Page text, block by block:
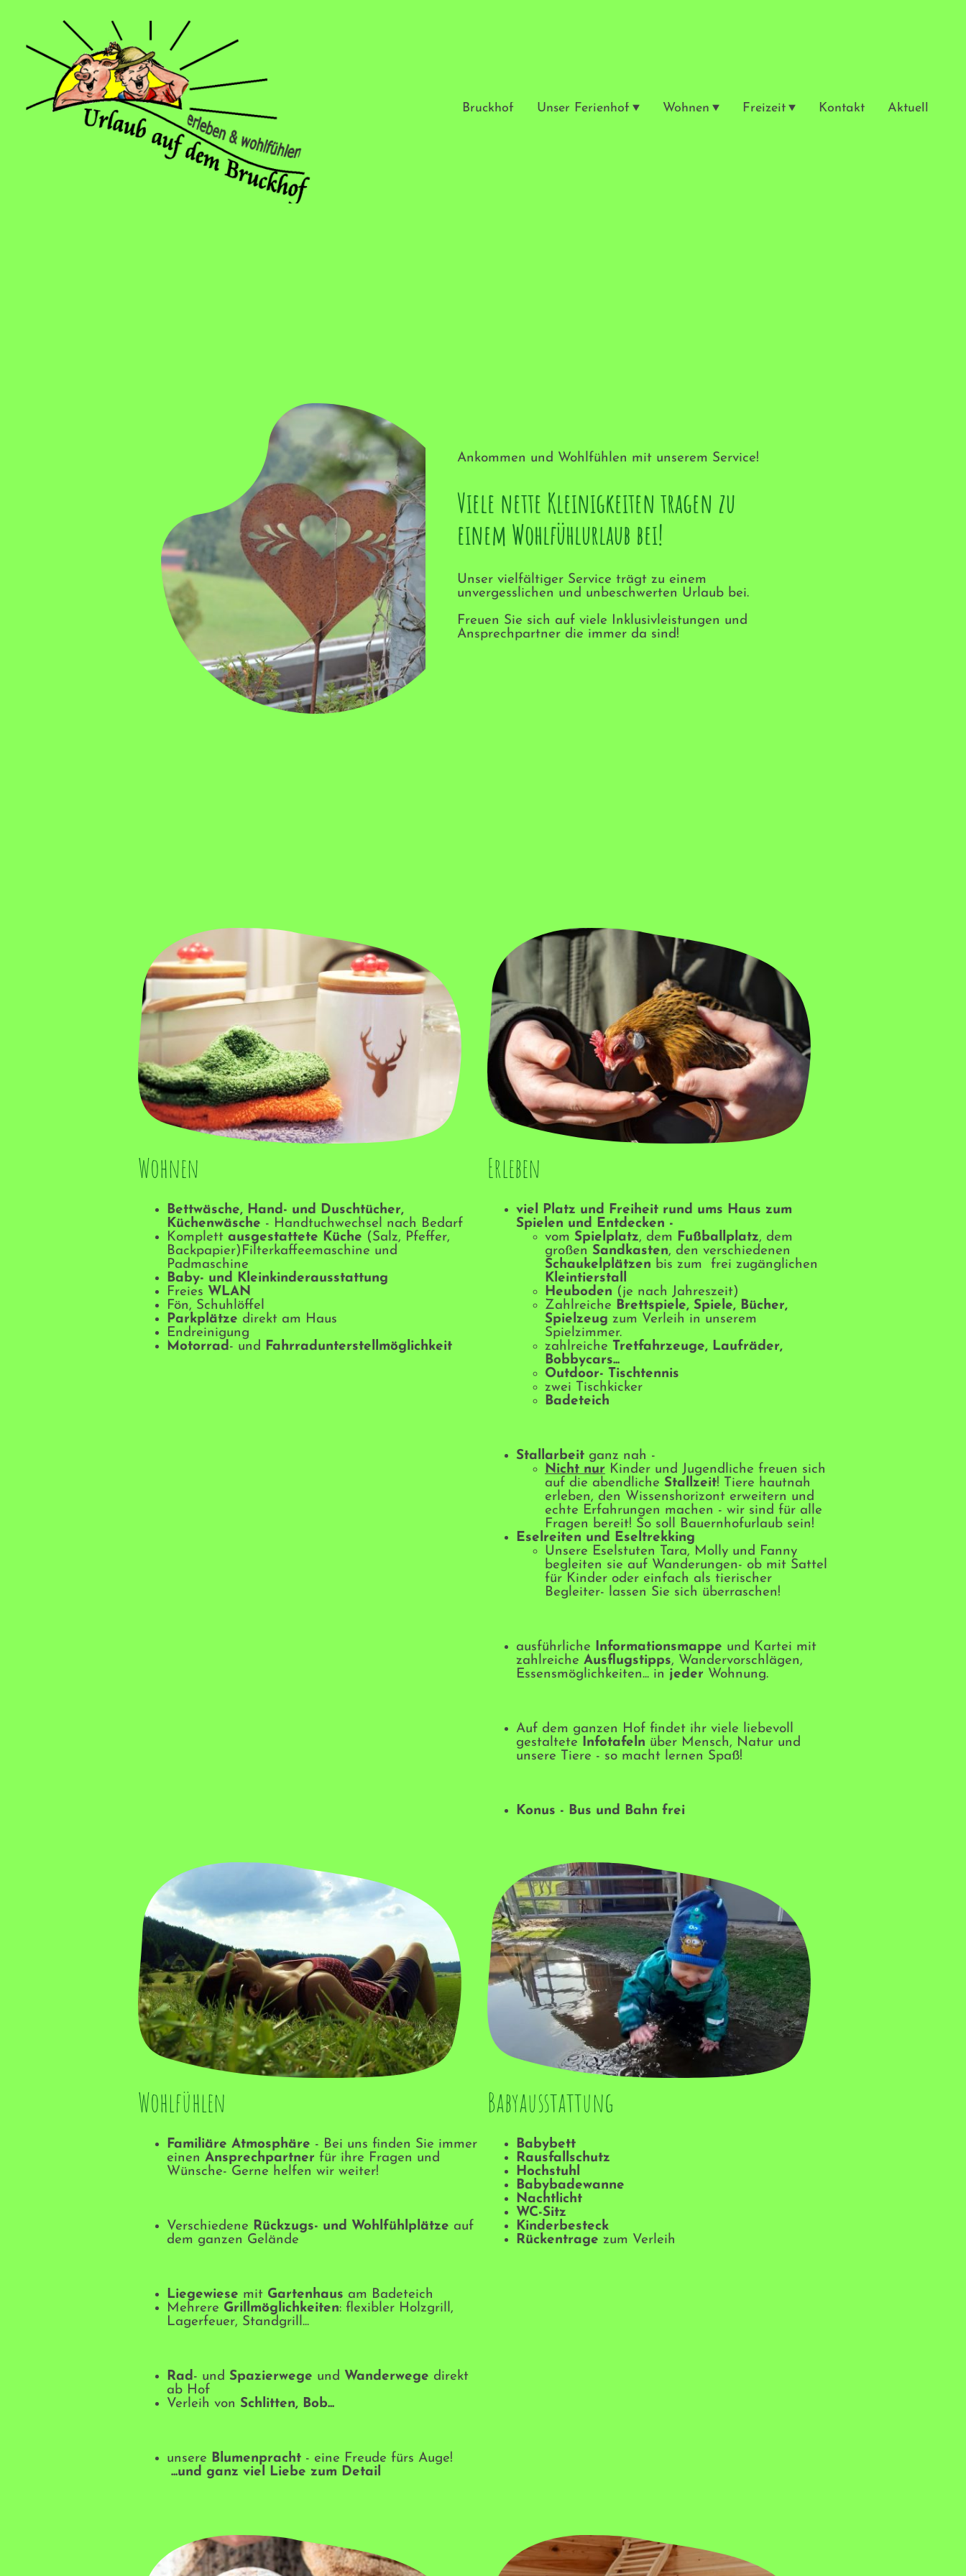
Bruckhof Unser Ferienhof Wohnen Freizeit Kontakt Aktuell
Ankommen und Wohlfühlen mit unserem Service!
Viele nette Kleinigkeiten tragen zu
einem Wohlfühlurlaub bei!
Unser vielfältiger Service trägt zu einem
unvergesslichen und unbeschwerten Urlaub bei.
Freuen Sie sich auf viele Inklusivleistungen und
Ansprechpartner die immer da sind!
Wohnen
Bettwäsche, Hand- und Duschtücher,
Küchenwäsche - Handtuchwechsel nach Bedarf
Komplett ausgestattete Küche (Salz, Pfeffer,
Backpapier)Filterkaffeemaschine und
Padmaschine
Baby- und Kleinkinderausstattung
Freies WLAN
Fön, Schuhlöffel
Parkplätze direkt am Haus
Endreinigung
Motorrad- und Fahrradunterstellmöglichkeit
Erleben
viel Platz und Freiheit rund ums Haus zum
Spielen und Entdecken -
vom Spielplatz, dem Fußballplatz, dem
großen Sandkasten, den verschiedenen
Schaukelplätzen bis zum frei zugänglichen
Kleintierstall
Heuboden (je nach Jahreszeit)
Zahlreiche Brettspiele, Spiele, Bücher,
Spielzeug zum Verleih in unserem
Spielzimmer.
zahlreiche Tretfahrzeuge, Laufräder,
Bobbycars...
Outdoor- Tischtennis
zwei Tischkicker
Badeteich
Stallarbeit ganz nah -
Nicht nur Kinder und Jugendliche freuen sich
auf die abendliche Stallzeit! Tiere hautnah
erleben, den Wissenshorizont erweitern und
echte Erfahrungen machen - wir sind für alle
Fragen bereit! So soll Bauernhofurlaub sein!
Eselreiten und Eseltrekking
Unsere Eselstuten Tara, Molly und Fanny
begleiten sie auf Wanderungen- ob mit Sattel
für Kinder oder einfach als tierischer
Begleiter- lassen Sie sich überraschen!
ausführliche Informationsmappe und Kartei mit
zahlreiche Ausflugstipps, Wandervorschlägen,
Essensmöglichkeiten... in jeder Wohnung.
Auf dem ganzen Hof findet ihr viele liebevoll
gestaltete Infotafeln über Mensch, Natur und
unsere Tiere - so macht lernen Spaß!
Konus - Bus und Bahn frei
Wohlfühlen
Familiäre Atmosphäre - Bei uns finden Sie immer
einen Ansprechpartner für ihre Fragen und
Wünsche- Gerne helfen wir weiter !
Verschiedene Rückzugs- und Wohlfühlplätze auf
dem ganzen Gelände
Liegewiese mit Gartenhaus am Badeteich
Mehrere Grillmöglichkeiten: flexibler Holzgrill,
Lagerfeuer, Standgrill...
Rad- und Spazierwege und Wanderwege direkt
ab Hof
Verleih von Schlitten, Bob...
unsere Blumenpracht - eine Freude fürs Auge!
...und ganz viel Liebe zum Detail
Babyausstattung
Babybett
Rausfallschutz
Hochstuhl
Babybadewanne
Nachtlicht
WC-Sitz
Kinderbesteck
Rückentrage zum Verleih